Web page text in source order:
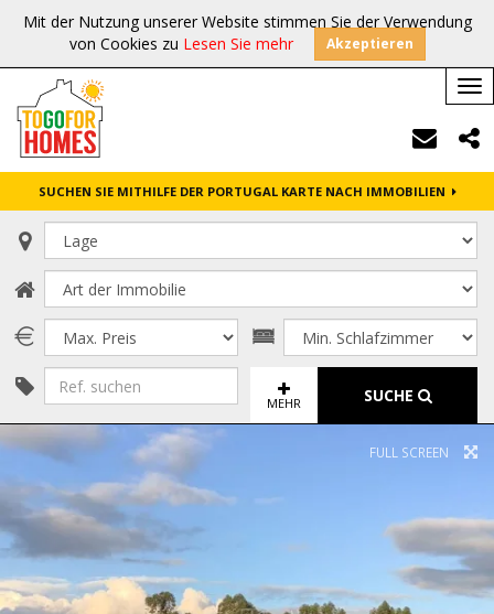
Mit der Nutzung unserer Website stimmen Sie der Verwendung
von Cookies zu Lesen Sie mehr Akzeptieren
SUCHEN SIE MITHILFE DER PORTUGAL KARTE NACH IMMOBILIEN
MEHR SUCHE
FULL SCREEN